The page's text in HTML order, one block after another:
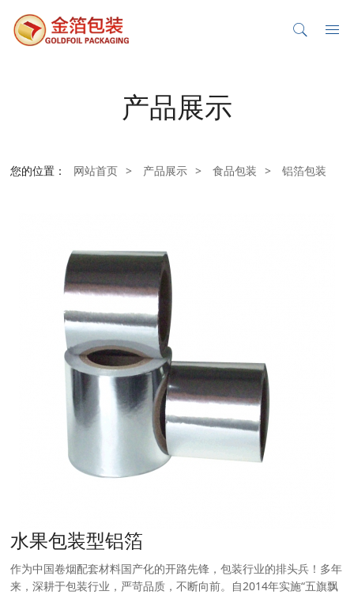
产品展示
您的位置： 网站首页 > 产品展示 > 食品包装 > 铝箔包装
水果包装型铝箔
作为中国卷烟配套材料国产化的开路先锋，包装行业的排头兵！多年
来，深耕于包装行业，严苛品质，不断向前。自2014年实施“五旗飘